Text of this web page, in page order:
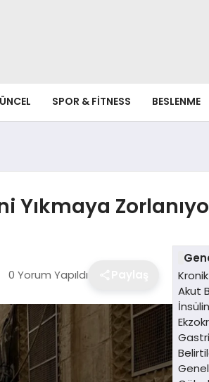
SPOR & FITNESS BESLENME
Yıkmaya
0 Yorum Yapıldı
Akut